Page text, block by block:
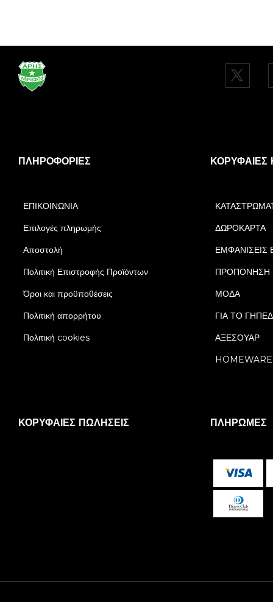
ΠΛΗΡΟΦΟΡΊΕΣ
ΕΠΙΚΟΙΝΩΝΙΑ
Επιλογές πληρωμής
Αποστολή
Πολιτική Επιστροφής Προϊόντων
Όροι και προϋποθέσεις
Πολιτική απορρήτου
Πολιτική cookies
ΚΟΡΥΦΑΊΕΣ
ΔΩΡΟΚΑΡΤΑ
ΕΜΦΑΝΙΣΕΙΣ
ΠΡΟΠΟΝΗΣΗ
ΜΟΔΑ
ΓΙΑ ΤΟ
ΑΞΕΣΟΥΑΡ
HOMEWARE
ΚΟΡΥΦΑΊΕΣ ΠΩΛΉΣΕΙΣ ΠΛΗΡΩΜΈΣ